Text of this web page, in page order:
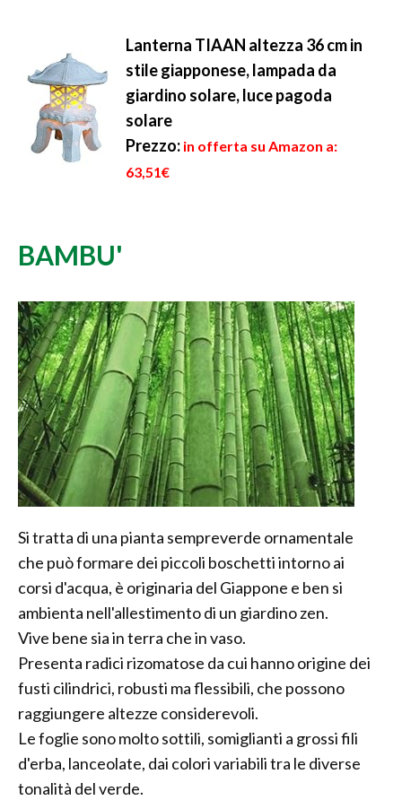
Lanterna TIAAN altezza 36 cm in
stile giapponese, lampada da
giardino solare, luce pagoda
solare
Prezzo: in offerta su Amazon a:
63,51€
BAMBU'
Si tratta di una pianta sempreverde ornamentale
che può formare dei piccoli boschetti intorno ai
corsi d'acqua, è originaria del Giappone e ben si
ambienta nell'allestimento di un giardino zen.
Vive bene sia in terra che in vaso.
Presenta radici rizomatose da cui hanno origine dei
fusti cilindrici, robusti ma flessibili, che possono
raggiungere altezze considerevoli.
Le foglie sono molto sottili, somiglianti a grossi fili
d'erba, lanceolate, dai colori variabili tra le diverse
tonalità del verde.